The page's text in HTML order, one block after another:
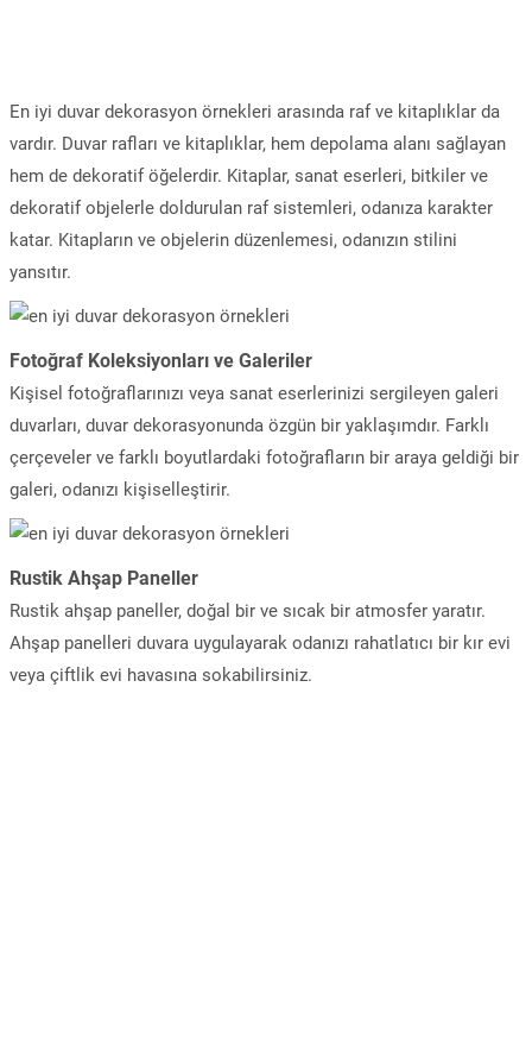
En iyi duvar dekorasyon örnekleri arasında raf ve kitaplıklar da
vardır. Duvar rafları ve kitaplıklar, hem depolama alanı sağlayan
hem de dekoratif öğelerdir. Kitaplar, sanat eserleri, bitkiler ve
dekoratif objelerle doldurulan raf sistemleri, odanıza karakter
katar. Kitapların ve objelerin düzenlemesi, odanızın stilini
yansıtır.
Fotoğraf Koleksiyonları ve Galeriler
Kişisel fotoğraflarınızı veya sanat eserlerinizi sergileyen galeri
duvarları, duvar dekorasyonunda özgün bir yaklaşımdır. Farklı
çerçeveler ve farklı boyutlardaki fotoğrafların bir araya geldiği bir
galeri, odanızı kişiselleştirir.
Rustik Ahşap Paneller
Rustik ahşap paneller, doğal bir ve sıcak bir atmosfer yaratır.
Ahşap panelleri duvara uygulayarak odanızı rahatlatıcı bir kır evi
veya çiftlik evi havasına sokabilirsiniz.